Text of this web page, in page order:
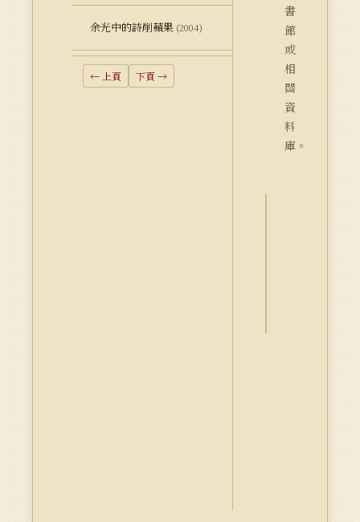
余光中的詩削蘋果 (2004)
← 上頁 下頁 →
書
館
或
相
關
資
料
庫。